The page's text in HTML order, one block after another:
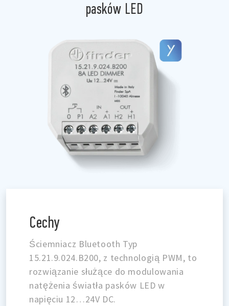
pasków LED
Cechy
Ściemniacz Bluetooth Typ
15.21.9.024.B200, z technologią PWM, to
rozwiązanie służące do modulowania
natężenia światła pasków LED w
napięciu 12…24V DC.